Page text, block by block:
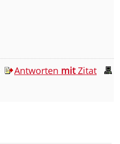
Antworten mitZitat